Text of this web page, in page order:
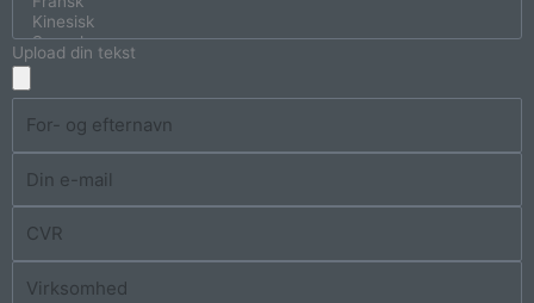
Upload din tekst